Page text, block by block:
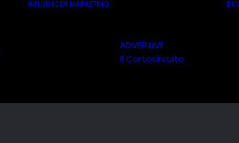
INFLUENCER MARKETING
ADVER.LIVE
Il Cortocircuito